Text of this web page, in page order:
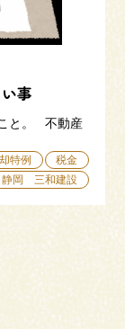
事
と。 不動産
特例
税金
静岡 三和建設